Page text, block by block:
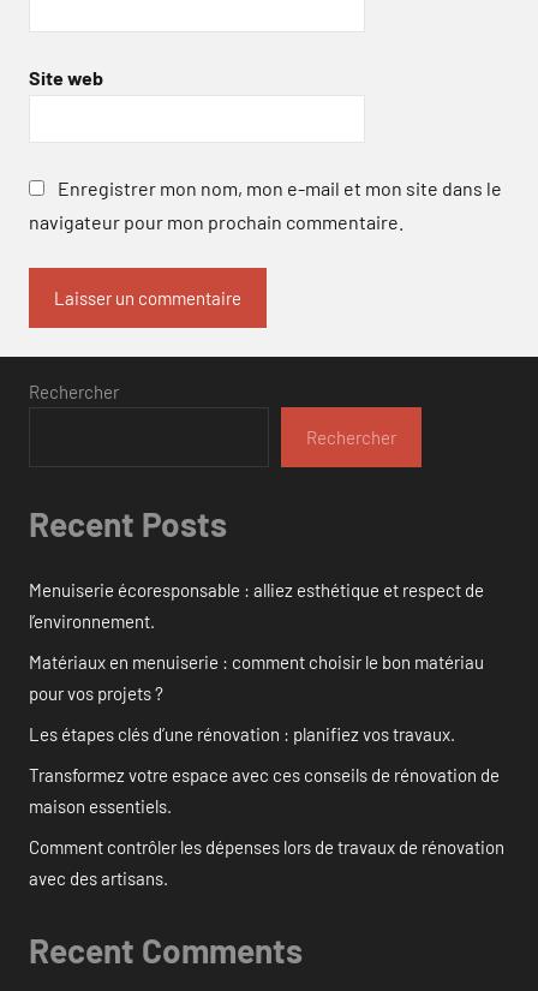
Site web
Enregistrer mon nom, mon e-mail et mon site dans le
navigateur pour mon prochain commentaire.
Rechercher
Rechercher
Recent Posts
Menuiserie écoresponsable : alliez esthétique et respect de
l’environnement.
Matériaux en menuiserie : comment choisir le bon matériau
pour vos projets ?
Les étapes clés d’une rénovation : planifiez vos travaux.
Transformez votre espace avec ces conseils de rénovation de
maison essentiels.
Comment contrôler les dépenses lors de travaux de rénovation
avec des artisans.
Recent Comments